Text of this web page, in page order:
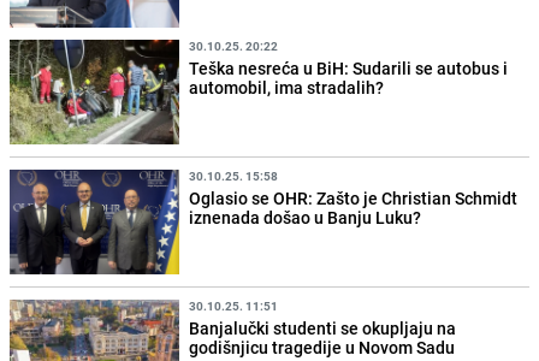
30.10.25. 20:22
Teška nesreća u BiH: Sudarili se autobus i
automobil, ima stradalih?
30.10.25. 15:58
Oglasio se OHR: Zašto je Christian Schmidt
iznenada došao u Banju Luku?
30.10.25. 11:51
Banjalučki studenti se okupljaju na
godišnjicu tragedije u Novom Sadu